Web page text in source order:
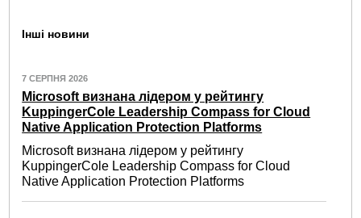
Інші новини
7 СЕРПНЯ 2026
Microsoft визнана лідером у рейтингу
KuppingerCole Leadership Compass for Cloud
Native Application Protection Platforms
Microsoft визнана лідером у рейтингу
KuppingerCole Leadership Compass for Cloud
Native Application Protection Platforms